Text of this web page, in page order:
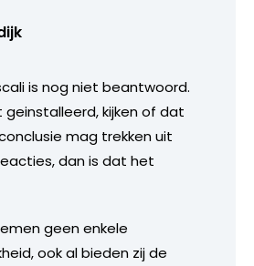
is nog niet beantwoord.
kijken of dat
mag trekken uit
dan is dat het
geen enkele
ook al bieden zij de